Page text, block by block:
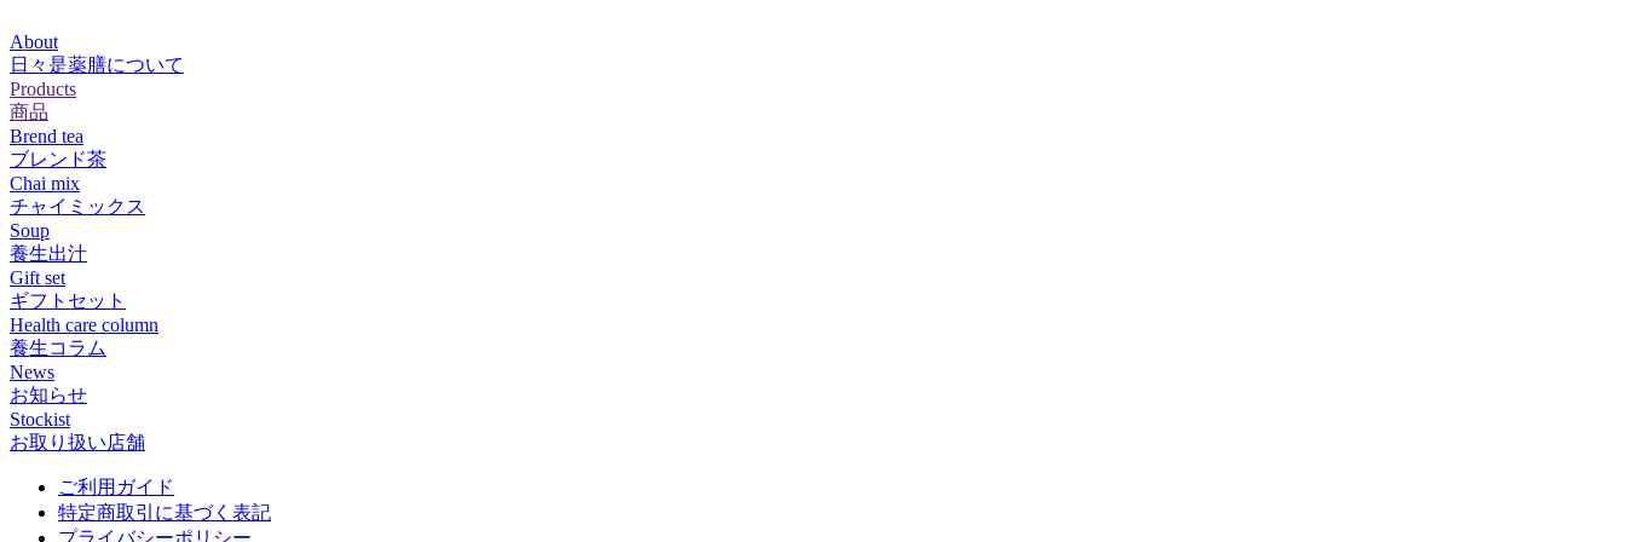
About
日々是薬膳について
Products
商品
Brend tea
ブレンド茶
Chai mix
チャイミックス
Soup
養生出汁
Gift set
ギフトセット
Health care column
養生コラム
News
お知らせ
Stockist
お取り扱い店舗
ご利用ガイド
特定商取引に基づく表記
プライバシーポリシー